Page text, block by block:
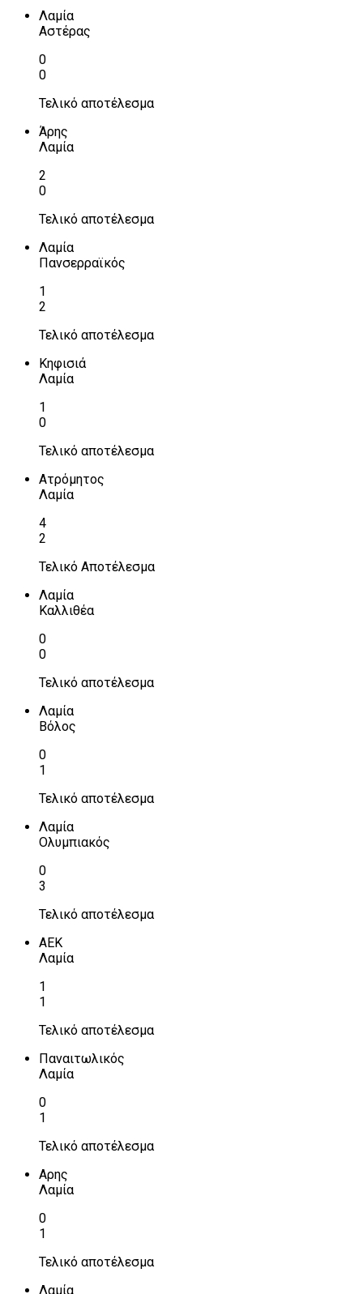
Λαμία
Αστέρας
0
0
Τελικό αποτέλεσμα
Άρης
Λαμία
2
0
Τελικό αποτέλεσμα
Λαμία
Πανσερραϊκός
1
2
Τελικό αποτέλεσμα
Κηφισιά
Λαμία
1
0
Τελικό αποτέλεσμα
Ατρόμητος
Λαμία
4
2
Τελικό Αποτέλεσμα
Λαμία
Καλλιθέα
0
0
Τελικό αποτέλεσμα
Λαμία
Βόλος
0
1
Τελικό αποτέλεσμα
Λαμία
Ολυμπιακός
0
3
Τελικό αποτέλεσμα
ΑΕΚ
Λαμία
1
1
Τελικό αποτέλεσμα
Παναιτωλικός
Λαμία
0
1
Τελικό αποτέλεσμα
Αρης
Λαμία
0
1
Τελικό αποτέλεσμα
Λαμία